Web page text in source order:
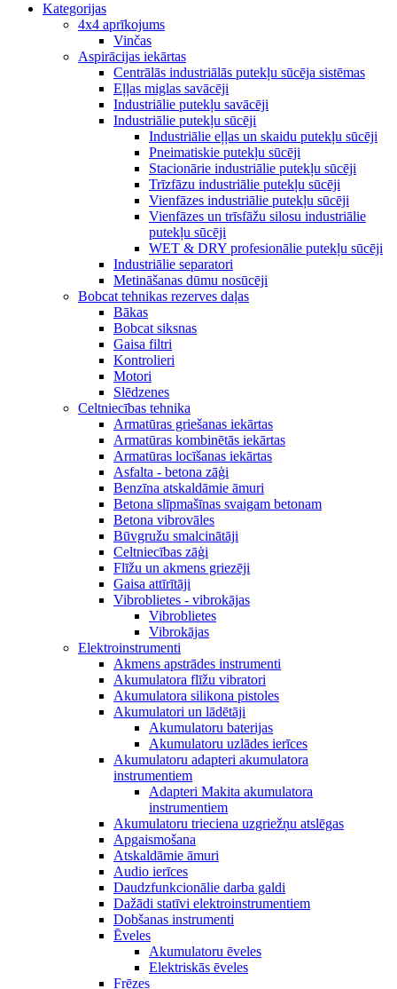
Kategorijas
4x4 aprīkojums
Vinčas
Aspirācijas iekārtas
Centrālās industriālās putekļu sūcēja sistēmas
Eļļas miglas savācēji
Industriālie putekļu savācēji
Industriālie putekļu sūcēji
Industriālie eļļas un skaidu putekļu sūcēji
Pneimatiskie putekļu sūcēji
Stacionārie industriālie putekļu sūcēji
Trīzfāzu industriālie putekļu sūcēji
Vienfāzes industriālie putekļu sūcēji
Vienfāzes un trīsfāžu silosu industriālie
putekļu sūcēji
WET & DRY profesionālie putekļu sūcēji
Industriālie separatori
Metināšanas dūmu nosūcēji
Bobcat tehnikas rezerves daļas
Bākas
Bobcat siksnas
Gaisa filtri
Kontrolieri
Motori
Slēdzenes
Celtniecības tehnika
Armatūras griešanas iekārtas
Armatūras kombinētās iekārtas
Armatūras locīšanas iekārtas
Asfalta - betona zāģi
Benzīna atskaldāmie āmuri
Betona slīpmašīnas svaigam betonam
Betona vibrovāles
Būvgružu smalcinātāji
Celtniecības zāģi
Flīžu un akmens griezēji
Gaisa attīrītāji
Vibroblietes - vibrokājas
Vibroblietes
Vibrokājas
Elektroinstrumenti
Akmens apstrādes instrumenti
Akumulatora flīžu vibratori
Akumulatora silikona pistoles
Akumulatori un lādētāji
Akumulatoru baterijas
Akumulatoru uzlādes ierīces
Akumulatoru adapteri akumulatora
instrumentiem
Adapteri Makita akumulatora
instrumentiem
Akumulatoru trieciena uzgriežņu atslēgas
Apgaismošana
Atskaldāmie āmuri
Audio ierīces
Daudzfunkcionālie darba galdi
Dažādi statīvi elektroinstrumentiem
Dobšanas instrumenti
Ēveles
Akumulatoru ēveles
Elektriskās ēveles
Frēzes